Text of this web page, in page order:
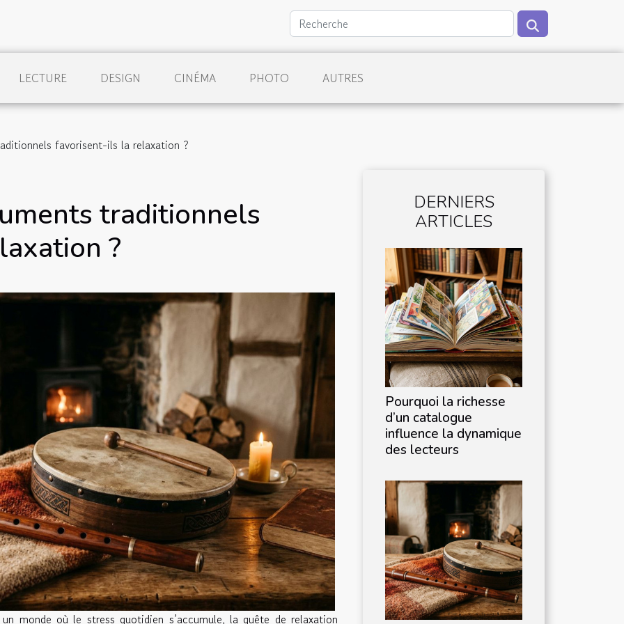
LECTURE DESIGN CINÉMA PHOTO AUTRES
favorisent-ils la relaxation ?
traditionnels
?
monde où le stress quotidien s’accumule, la quête de relaxation
DERNIERS
ARTICLES
Pourquoi la richesse
d’un catalogue
influence la dynamique
des lecteurs